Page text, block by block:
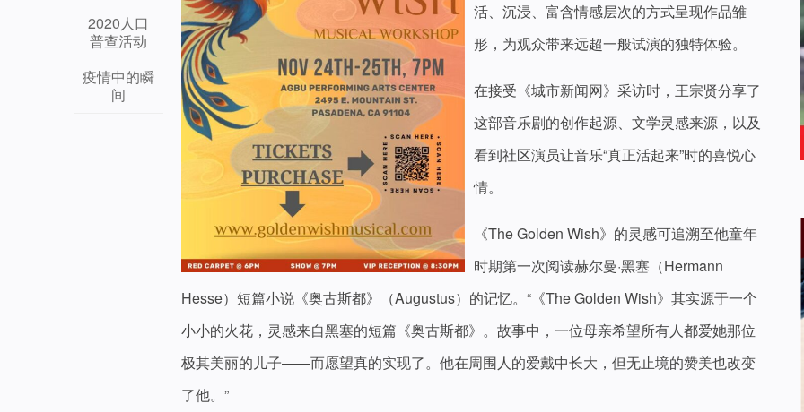
2020人口
普查活动
疫情中的瞬
间
活、沉浸、富含情感层次的方式呈现作品雏
形，为观众带来远超一般试演的独特体验。
在接受《城市新闻网》采访时，王宗贤分享了
这部音乐剧的创作起源、文学灵感来源，以及
看到社区演员让音乐“真正活起来”时的喜悦心
情。
《The Golden Wish》的灵感可追溯至他童年
时期第一次阅读赫尔曼·黑塞（Hermann
Hesse）短篇小说《奥古斯都》（Augustus）的记忆。“《The Golden Wish》其实源于一个
小小的火花，灵感来自黑塞的短篇《奥古斯都》。故事中，一位母亲希望所有人都爱她那位
极其美丽的儿子——而愿望真的实现了。他在周围人的爱戴中长大，但无止境的赞美也改变
了他。”